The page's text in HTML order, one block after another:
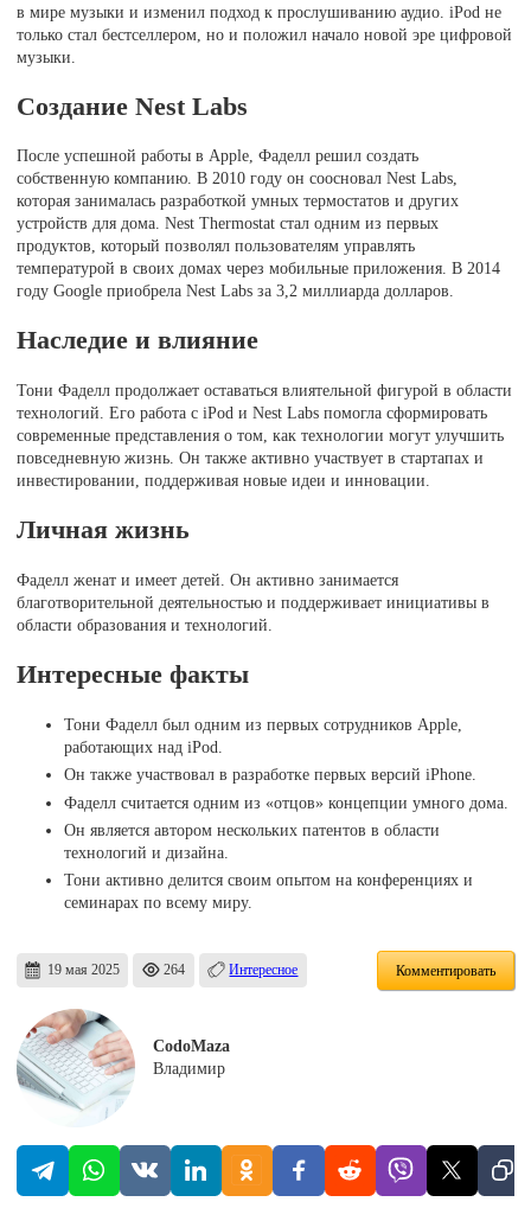
в мире музыки и изменил подход к прослушиванию аудио. iPod не
только стал бестселлером, но и положил начало новой эре цифровой
музыки.
Создание Nest Labs
После успешной работы в Apple, Фаделл решил создать
собственную компанию. В 2010 году он соосновал Nest Labs,
которая занималась разработкой умных термостатов и других
устройств для дома. Nest Thermostat стал одним из первых
продуктов, который позволял пользователям управлять
температурой в своих домах через мобильные приложения. В 2014
году Google приобрела Nest Labs за 3,2 миллиарда долларов.
Наследие и влияние
Тони Фаделл продолжает оставаться влиятельной фигурой в области
технологий. Его работа с iPod и Nest Labs помогла сформировать
современные представления о том, как технологии могут улучшить
повседневную жизнь. Он также активно участвует в стартапах и
инвестировании, поддерживая новые идеи и инновации.
Личная жизнь
Фаделл женат и имеет детей. Он активно занимается
благотворительной деятельностью и поддерживает инициативы в
области образования и технологий.
Интересные факты
Тони Фаделл был одним из первых сотрудников Apple,
работающих над iPod.
Он также участвовал в разработке первых версий iPhone.
Фаделл считается одним из «отцов» концепции умного дома.
Он является автором нескольких патентов в области
технологий и дизайна.
Тони активно делится своим опытом на конференциях и
семинарах по всему миру.
19 мая 2025 264 Интересное Комментировать
CodoMaza
Владимир